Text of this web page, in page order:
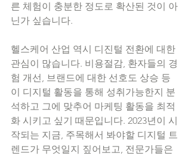
른 체험이 충분한 정도로 확산된 것이 아
닌가 싶습니다.
헬스케어 산업 역시 디진털 전환에 대한
관심이 많습니다. 비용절감, 환자들의 경
험 개선, 브랜드에 대한 선호도 상승 등
이 디지털 활동을 통해 성취가능한지 분
석하고 그에 맞추어 마케팅 활동을 최적
화 시키고 싶기 때문입니다. 2023년이 시
작되는 지금, 주목해서 봐야할 디지털 트
렌드가 무엇일지 짚어보고, 전문가들은